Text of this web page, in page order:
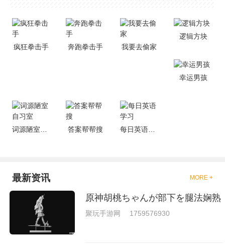
是一些格斗的游戏，其实是非常
的有趣，也是相当的刺激的，游
戏中是有一些不同的场景都是能
够去进行体验的，我们也是能够
就是收集了一些有意思的拳击游
戏，相信你们一定会喜欢的。
疯狂拳击手 奔跑拳击手 我要去偷家
逻辑方块
幸运男孩
答案帮帮搜 每日英语学习
最新资讯 MORE +
原神胡桃ちゃんが部下を腿法娴熟
聚玩手游网 1759576930